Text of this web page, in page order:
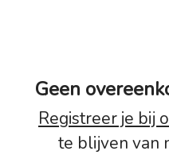
Geen
Registreer je bij
te blijven van